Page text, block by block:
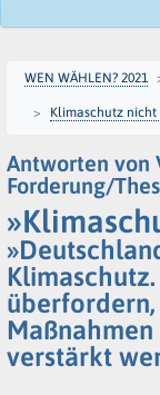
WEN WÄHLEN? 2021
Klimaschutz nicht
Antworten von
Forderung/
verstärkt